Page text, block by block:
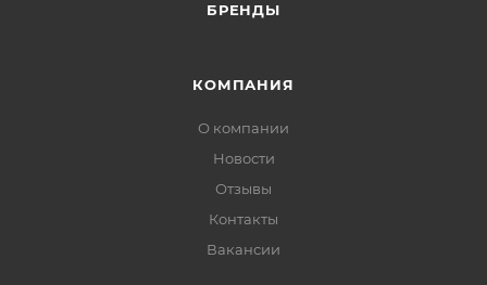
БРЕНДЫ
КОМПАНИЯ
О компании
Новости
Отзывы
Контакты
Вакансии